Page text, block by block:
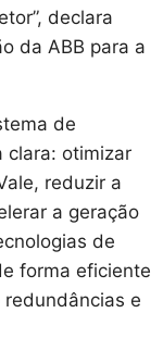
declara
da ABB para a
de
clara: otimizar
reduzir a
a geração
de
forma eficiente
e